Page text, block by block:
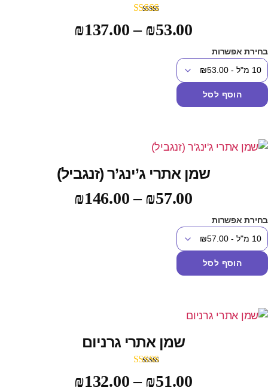
מתוך 5
₪53.00
–
₪137.00
אפשרות
הוסף לסל
שמן אתרי ג’ינג’ר (זנגביל)
₪57.00
–
₪146.00
אפשרות
הוסף לסל
שמן אתרי גרניום
מתוך 5
₪51.00
–
₪132.00